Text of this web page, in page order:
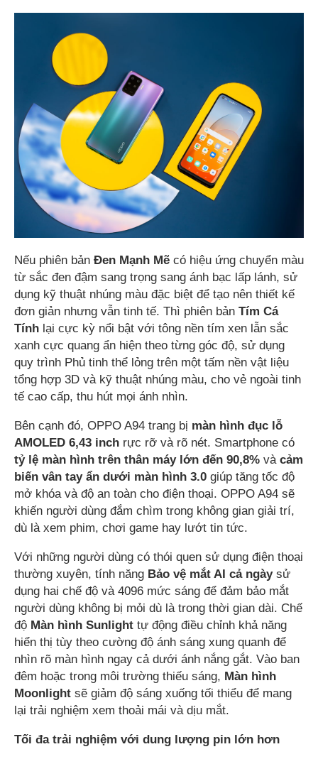
Nếu phiên bản Đen Mạnh Mẽ có hiệu ứng chuyển màu
từ sắc đen đậm sang trọng sang ánh bạc lấp lánh, sử
dụng kỹ thuật nhúng màu đặc biệt để tạo nên thiết kế
đơn giản nhưng vẫn tinh tế. Thì phiên bản Tím Cá
Tính lại cực kỳ nổi bật với tông nền tím xen lẫn sắc
xanh cực quang ẩn hiện theo từng góc độ, sử dụng
quy trình Phủ tinh thể lỏng trên một tấm nền vật liệu
tổng hợp 3D và kỹ thuật nhúng màu, cho vẻ ngoài tinh
tế cao cấp, thu hút mọi ánh nhìn.
Bên cạnh đó, OPPO A94 trang bị màn hình đục lỗ
AMOLED 6,43 inch rực rỡ và rõ nét. Smartphone có
tỷ lệ màn hình trên thân máy lớn đến 90,8% và cảm
biến vân tay ẩn dưới màn hình 3.0 giúp tăng tốc độ
mở khóa và độ an toàn cho điện thoại. OPPO A94 sẽ
khiến người dùng đắm chìm trong không gian giải trí,
dù là xem phim, chơi game hay lướt tin tức.
Với những người dùng có thói quen sử dụng điện thoại
thường xuyên, tính năng Bảo vệ mắt AI cả ngàysử
dụng hai chế độ và 4096 mức sáng để đảm bảo mắt
người dùng không bị mỏi dù là trong thời gian dài. Chế
độ Màn hình Sunlight tự động điều chỉnh khả năng
hiển thị tùy theo cường độ ánh sáng xung quanh để
nhìn rõ màn hình ngay cả dưới ánh nắng gắt. Vào ban
đêm hoặc trong môi trường thiếu sáng, Màn hình
Moonlight sẽ giảm độ sáng xuống tối thiểu để mang
lại trải nghiệm xem thoải mái và dịu mắt.
Tối đa trải nghiệm với dung lượng pin lớn hơn